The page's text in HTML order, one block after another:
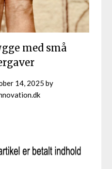
med små
14, 2025 by